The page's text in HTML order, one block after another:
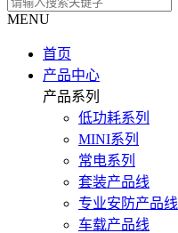
MENU
首页
产品中心
产品系列
低功耗系列
MINI系列
常电系列
套装产品线
专业安防产品线
车载产品线